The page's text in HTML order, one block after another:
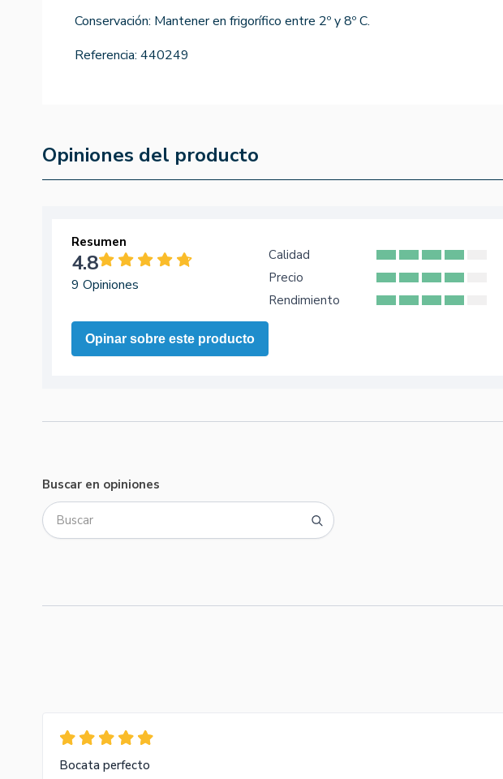
Conservación: Mantener en frigorífico entre 2º y 8º C.
Referencia: 440249
Opiniones del producto
Resumen
4.8
9 Opiniones
Opinar sobre este producto
Calidad
Precio
Rendimiento
Buscar en opiniones
Bocata perfecto